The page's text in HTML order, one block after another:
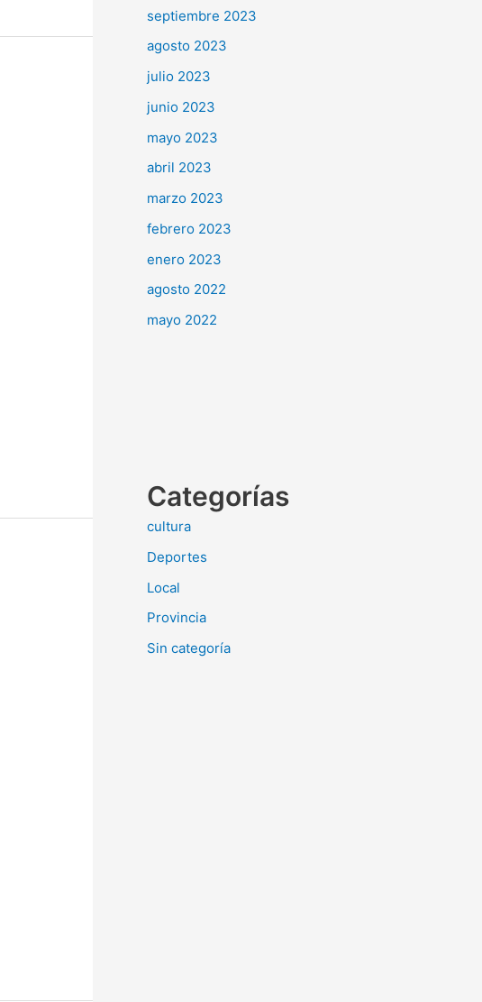
septiembre 2023
agosto 2023
julio 2023
junio 2023
mayo 2023
abril 2023
marzo 2023
febrero 2023
enero 2023
agosto 2022
mayo 2022
Categorías
cultura
Deportes
Local
Provincia
Sin categoría